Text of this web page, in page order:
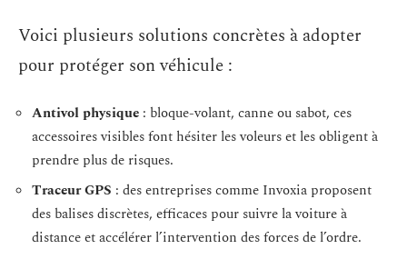
Voici plusieurs solutions concrètes à adopter
pour protéger son véhicule :
Antivol physique : bloque-volant, canne ou sabot, ces
accessoires visibles font hésiter les voleurs et les obligent à
prendre plus de risques.
Traceur GPS : des entreprises comme Invoxia proposent
des balises discrètes, efficaces pour suivre la voiture à
distance et accélérer l’intervention des forces de l’ordre.